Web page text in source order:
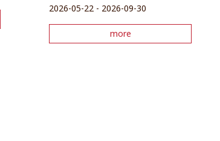
2026-05-22 - 2026-09-30
more